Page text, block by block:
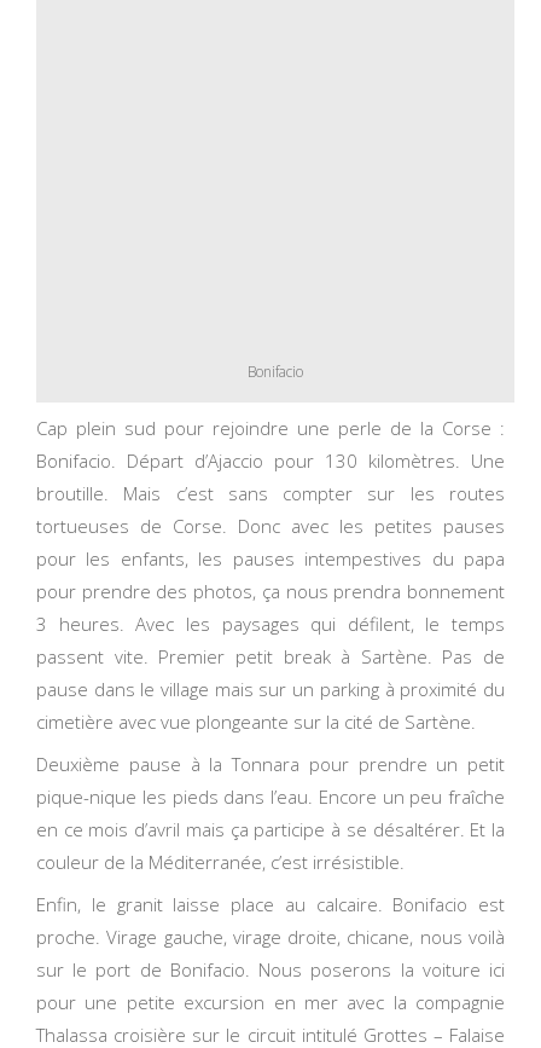
Bonifacio
Cap plein sud pour rejoindre une perle de la Corse :
Bonifacio. Départ d’Ajaccio pour 130 kilomètres. Une
broutille. Mais c’est sans compter sur les routes
tortueuses de Corse. Donc avec les petites pauses
pour les enfants, les pauses intempestives du papa
pour prendre des photos, ça nous prendra bonnement
3 heures. Avec les paysages qui défilent, le temps
passent vite. Premier petit break à Sartène. Pas de
pause dans le village mais sur un parking à proximité du
cimetière avec vue plongeante sur la cité de Sartène.
Deuxième pause à la Tonnara pour prendre un petit
pique-nique les pieds dans l’eau. Encore un peu fraîche
en ce mois d’avril mais ça participe à se désaltérer. Et la
couleur de la Méditerranée, c’est irrésistible.
Enfin, le granit laisse place au calcaire. Bonifacio est
proche. Virage gauche, virage droite, chicane, nous voilà
sur le port de Bonifacio. Nous poserons la voiture ici
pour une petite excursion en mer avec la compagnie
Thalassa croisière sur le circuit intitulé Grottes – Falaise